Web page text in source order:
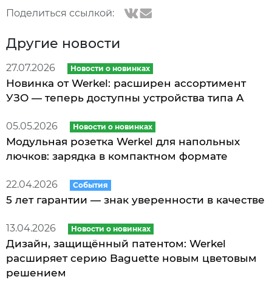
Поделиться ссылкой:
Другие новости
27.07.2026 Новости о новинках
Новинка от Werkel: расширен ассортимент
УЗО — теперь доступны устройства типа A
05.05.2026 Новости о новинках
Модульная розетка Werkel для напольных
лючков: зарядка в компактном формате
22.04.2026 События
5 лет гарантии — знак уверенности в качестве
13.04.2026 Новости о новинках
Дизайн, защищённый патентом: Werkel
расширяет серию Baguette новым цветовым
решением